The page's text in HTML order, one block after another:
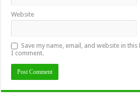
Website
Save my name, email, and website in
I comment.